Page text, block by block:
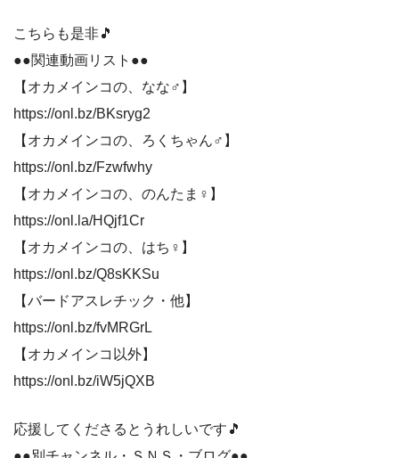
こちらも是非🎵
●●関連動画リスト●●
【オカメインコの、なな♂】
https://onl.bz/BKsryg2
【オカメインコの、ろくちゃん♂】
https://onl.bz/Fzwfwhy
【オカメインコの、のんたま♀】
https://onl.la/HQjf1Cr
【オカメインコの、はち♀】
https://onl.bz/Q8sKKSu
【バードアスレチック・他】
https://onl.bz/fvMRGrL
【オカメインコ以外】
https://onl.bz/iW5jQXB
応援してくださるとうれしいです🎵